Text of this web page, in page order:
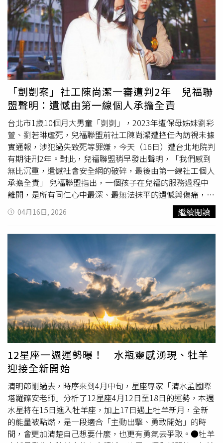
AI 賦能的精準健康生態系，並能夠從真實世界病患數據及結
果中持續迭代學習。LIPH AG 執行長羅旭華教授／博士發表
演說 。（圖片／業者提供）LIPH AG 執行長羅旭華教授／
博士（Prof. Dr. Joshua Lo）表示：「醫療健康正進入一個
新時代，而我們的願景，是打造一個同步化的精準醫療健康
平台，讓病患旅程中的每一個階段，都能透過 AI 驅動洞察
變得更智能、更互聯，並持續優化。」，打造「精準健康引
擎」。以下為 LIPH AG 未來病患旅程模式的一項示例：•
病患可首先透過 Dr PAIN 的復健及疼痛管理診所進入生態系
• Pathomics Health 進行精準診斷、疾病風險分析及基因
組分析• amiko AI 作為中央 AI 協調層，生成整合型照護路
徑及預測式健康洞察• UHO Wellness 及 Renhe Biotech
提供量身定制的營養保健、免疫支持及長壽介入方案•
Danner Laboratory 提供臨床級驗證、分子診斷及液態切片
確認• 整合型給付及保險框架支持整個生態系中的照護連
續性羅旭華教授／博士表示：「我們的病患旅程模式，旨在
將孤立的醫療健康互動轉化為一個智慧型連續體。當臨床觸
及、診斷、AI、康復支持及預防健康相互連結時，每一次病
患互動都有潛力成為學習、個人化及價值創造的來源。這正
是我們相信精準醫療健康能夠變得更具預測性、更具適應性
及更具規模化能力的方式。」創造跨功能協同維度作為未來
展望LIPH AG 相信，醫療健康領域最重要的長期機遇之一，
在於創造能夠產生複合式智能優勢的整合型數據生態系。公
司相信，具意義的價值創造可來自多項協同維度：• amiko
AI 與 Pathomics Health 之間的研究與應用連結；• 橫跨六
家資產公司的多模態數據反饋迴路；• 透過 Dr. PAIN、
UHO Wellness 及 Renhe Biotech 實現跨通路銷售分發；•
從亞太地區向德國及歐盟市場進行地理複製；• 以
Pathomics Health 及整個投資組合服務為基礎的保險變現
能力；• AI 營運效率，尤其是在 amiko AI 能夠支持診所網
絡中的分診及工作流程
潛力創造一項不斷複合的競爭護城河，令單一供應商或單一
解決方案型醫療健康公司難以複製。此外，LIPH AG 於法蘭
克福證券交易所的上市地位，為將亞太精準醫療健康創新擴
展至歐洲資本市場、醫療健康體系及跨境臨床生態系提供了
策略性門戶。LIPH AG 相信，醫療健康正轉向一個未來，其
處女座下半年的財運是典型的先苦後甘，憑藉極致的細心和
優化工作流程的能力，妳在工作上把每件小事做到極致，終
於會被主管和市場看見，迎來晉升加薪與管理職的年度分
紅；偏財運則是走多才多藝的變現路線，妳身上的任何一個
小技能，不管是文案、收納、美妝護膚還是Excel表格，只
要願意分享出來，就能吸引到同頻率的人，成功實現技能變
現與知識付費，小錢不斷大錢落袋。
的pods（小型團隊）或cohorts（協作群組），以便更快行
動並擁有更高的自主權。」這些變動是Meta今年規劃的重
組計畫的一部分，該公司正在大幅增加對AI的投資，試圖將
AI代理（AI agents，能自主感知環境、制定計畫並執行動作
以達成目標的先進人工智慧系統）納入其產品服務與內部工
作模式的核心。這也反映出今年美國大型企業普遍出現與AI
相關的裁員趨勢，尤其是在科技產業。蓋爾在備忘錄中表
示，Meta的總裁員與人員轉調總計將影響約20%的員工。
部分轉調已經完成，其餘員工將於20日收到通知。北美地區
員工則被通知20日進行居家工作。她也在較早的備忘錄中告
知員工，Meta已在此過程中關閉額外6,000個職缺。根據公
司文件，截至3月底，這家社群媒體巨頭的員工總數為
77,986人。Meta中被轉調的新計畫包括「應用型AI工程」
（Applied AI Engineering，AAI）、「代理人轉型加速器」
（Agent Transformation Accelerator，ATA），這2個團隊
先前已由技術長博斯沃思（Andrew Bosworth）宣布組
建，作為「AI for Work」計畫的一部分，目標都是開發可自
主執行任務的AI代理，取代目前由人類員工執行的部分工
作。此外，中央分析部門（Central Analytics）同樣也是轉
調目的地之一，並在博斯沃思先前的公告中被提及，該部門
將負責衡量AI代理開發中的生產力與數據分析。蓋爾補充，
另1個名為企業解決方案（Enterprise Solutions）的新計畫
細節將於稍後公布。這些變動已在Meta內部引發員工反
彈，員工透過公司辦公室張貼傳單，以及在內部通訊平台
Workplace上發文以表達抗議。目前已有超過1,000名員工
連署請願，反對在訓練Meta人工智慧模型時導入滑鼠追蹤
軟體，該技術被用來模仿人類如何與電腦互動。另有員工公
開與公司高層交鋒，批評高層忽視對隱私問題的疑慮，並在
《路透社》首次報導裁員後的整整1個月內，對裁員計畫保
持沉默。
「剴剴案」社工陳尚潔一審遭判2年 兒福聯
盟聲明：遺憾由第一線個人承擔全責
台北市1歲10個月大男童「剴剴」，2023年遭保母姊妹劉彩
萱、劉若琳虐死，兒福聯盟前社工陳尚潔遭控任內訪視未據
實通報，涉犯過失致死等罪嫌，今天（16日）遭台北地院判
有期徒刑2年。對此，兒福聯盟稍早發出聲明，「我們感到
無比沉重，遺憾社會安全網的破碎，最後由第一線社工個人
承擔全責」 兒福聯盟指出，一個孩子在兒福的服務過程中
離開，是所有同仁心中最深、最無法抹平的遺憾與傷痛，兒
福也虛心接受外界所有的批評和檢討，「在愛孩子的共識
下，我們需要再次說聲——剴剴，對不起。」兒福聯盟坦
言，透過司法調查，他們得知保母的惡行，也對於孩子所承
受的折磨與苦痛深感悲痛與不捨，過去2年來兒福不斷省
思，若當時在服務流程與督導管理制度有所不同，是否就可
以早一點識破保母的謊言，發現孩子遭受虐待的處境。兒福
聯盟提到，經2年間全面檢視，也修正涵蓋超過 25 種服務
工作流程 ，其中最關鍵的包括風險複判、異狀評估以及兒
虐辨識。兒福聯盟說，若為中高風險案件，將指派督導、主
管或資深社工陪伴第一線社工一同訪視個案，降低個人主觀
判斷的偏誤；6歲以下兒童的案件，則指派直屬主管以外的
第2位資深社工人員進行風險複判與處遇方向討論。兒福聯
盟表示，孩子受傷或有異狀時，將由兩位主管一起判斷風險
及處遇方式，必要時請外部專家，如醫師協助判斷；現在兒
盟的每一位社工都定期接受兒虐辨識訓練，確保敏銳度。對
於法院一審判決的結果，兒福聯盟為此感到無比沉重，「遺
憾社會安全網的破碎，最後由第一線社工個人承擔全責。」
兒盟將尊重當事社工和律師是否上訴的決定，陪社工走接下
來的每一步，並會帶著這份警惕，繼續深耕服務每個孩子。
兒福聯盟聲明。（圖／翻攝自臉書／兒福聯盟─孩子的守護
04月16日, 2026 繼續閱讀
12星座一週運勢曝！ 水瓶靈感湧現、牡羊
迎接全新開始
清明節剛過去，時序來到4月中旬，星座專家「清水孟國際
塔羅篠安老師」分析了12星座4月12日至18日的運勢，本週
水星將在15日進入牡羊座，加上17日遇上牡羊新月，全新
的能量被點燃，是一段適合「主動出擊、勇敢開始」的時
間，會更加清楚自己想要什麼，也更有勇氣去爭取。●牡羊